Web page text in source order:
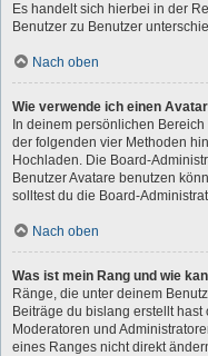
Es handelt sich hierbei in der
Benutzer zu Benutzer
Nach oben
Wie verwende ich einen
In deinem persönlichen
der folgenden vier Methoden
Hochladen. Die Board-
Benutzer Avatare benutzen
solltest du die Board-
Nach oben
Was ist mein Rang und wie
Ränge, die unter deinem
Beiträge du bislang erstellt
Moderatoren und
eines Ranges nicht direkt